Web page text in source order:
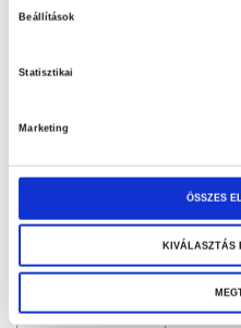
Beállítások
Statisztikai
Marketing
ÖSSZES
KIVÁLASZTÁS
6.5. Rendelés leadása,
kér – az